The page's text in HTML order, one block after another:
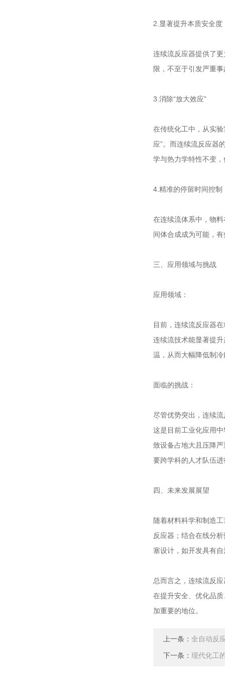
2.显著提升本质安全度
连续流反应器提供了
限，不至于引发严重
3.消除“放大效应”
在传统化工中，从实
应”。而连续流反应器
学与热力学特性不变
4.精准的停留时间控制
在连续流体系中，物
间体合成成为可能，
三、应用领域与挑战
应用领域：
目前，连续流反应器
连续流技术能显著提
温，从而大幅降低制
面临的挑战：
尽管优势突出，连续
这是目前工业化应用
致设备占地大且压降
要跨学科的人才队伍
四、未来发展展望
随着材料科学和制造
反应器；结合在线分
塞设计，如开发具有
总而言之，连续流反
在提升安全、优化品
加重要的地位。
上一条： 全自动反
下一条： 现代化工